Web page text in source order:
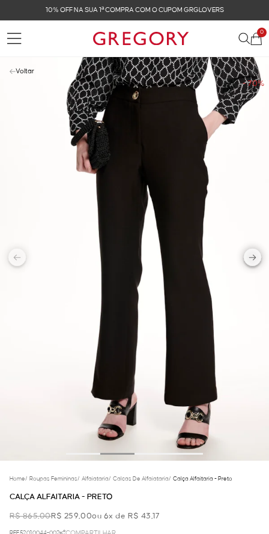
10% OFF NA SUA 1ª COMPRA COM O CUPOM GRGLOVERS
0
- 70%
Voltar
Home/ Roupas Femininas/ Alfaiataria/ Calcas De Alfaiataria/ Calça Alfaitaria - Preto
CALÇA ALFAITARIA - PRETO
R$ 865,00R$ 259,00ou 6x de R$ 43,17
REF.52.01.0044-002